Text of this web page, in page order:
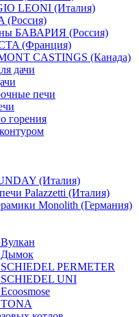
LEONI (Италия)
(Россия)
БАВАРИЯ (Россия)
(Франция)
CASTINGS (Канада)
дачи
печи
горения
(Италия)
Palazzetti (Италия)
Monolith (Германия)
PERMETER
UNI